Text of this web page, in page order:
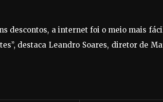
descontos, a internet foi o meio mais
destaca Leandro Soares, diretor de